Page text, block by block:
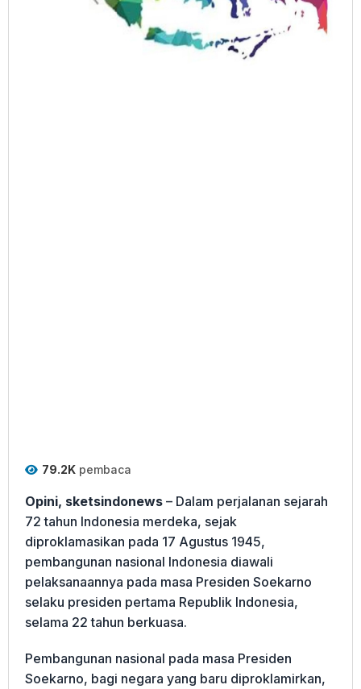
79.2K pembaca
Opini, sketsindonews – Dalam perjalanan sejarah
72 tahun Indonesia merdeka, sejak
diproklamasikan pada 17 Agustus 1945,
pembangunan nasional Indonesia diawali
pelaksanaannya pada masa Presiden Soekarno
selaku presiden pertama Republik Indonesia,
selama 22 tahun berkuasa.
Pembangunan nasional pada masa Presiden
Soekarno, bagi negara yang baru diproklamirkan,